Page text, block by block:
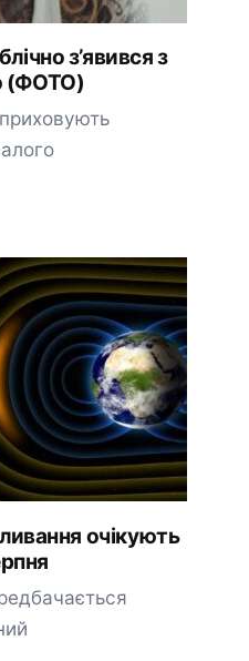
з’явився з
(ФОТО)
очікують